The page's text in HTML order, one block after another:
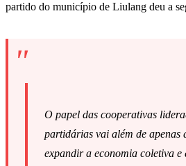
partido do município de Liulang deu a
O papel das cooperativas
partidárias vai além de apenas
expandir a economia coletiva e